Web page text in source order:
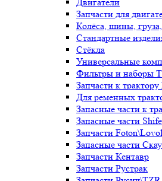
Запчасти для
Колёса, шины,
Стандартные
Стёкла
Универсальные
Фильтры и наборы
Запчасти к
Для ременных
Запасные части к
Запасные части
Запчасти Foton\Lovol
Запасные части
Запчасти Кентавр
Запчасти Рустрак